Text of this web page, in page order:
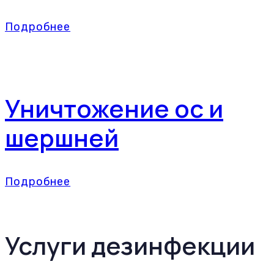
Подробнее
Уничтожение ос и
шершней
Подробнее
Услуги дезинфекции